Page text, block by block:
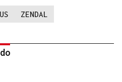
ZENDAL